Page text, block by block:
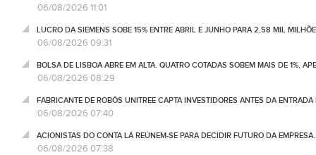
06/08/2026 11:01
LUCRO DA SIEMENS SOBE 15% ENTRE ABRIL E JUNHO PARA 2,58 MIL
06/08/2026 09:31
BOLSA DE LISBOA ABRE EM ALTA. QUATRO COTADAS SOBEM MAIS DE 1%,
06/08/2026 08:29
FABRICANTE DE ROBÔS UNITREE CAPTA INVESTIDORES ANTES DA ENTRADA
06/08/2026 07:40
ACIONISTAS DO CONTA LÁ REÚNEM-SE PARA DECIDIR FUTURO DA
06/08/2026 07:38